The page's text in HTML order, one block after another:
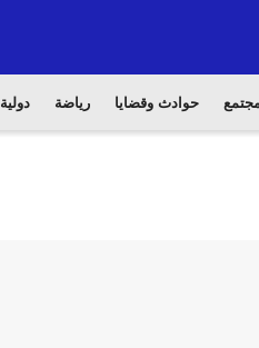
حوادث وقضايا رياضة دولية